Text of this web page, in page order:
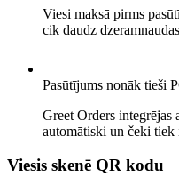
Viesi maksā pirms
cik daudz
Pasūtījums nonāk tieši
Greet Orders integrējas
automātiski un čeki
Viesis skenē QR kodu